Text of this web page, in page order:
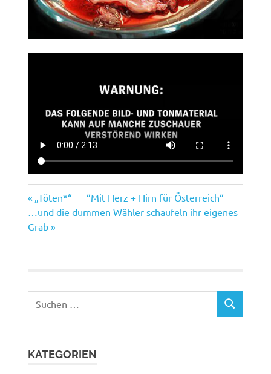
Beitragsnavigation
Vorheriger
Beitrag:
„Töten*“___“Mit Herz + Hirn für Österreich“
Nächster
Beitrag:
…und die dummen Wähler schaufeln ihr eigenes
Grab
Suchen
SUCHEN
KATEGORIEN